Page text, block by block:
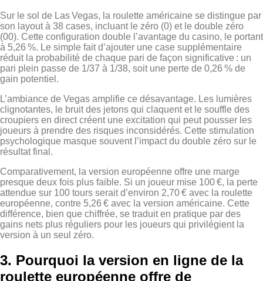
Sur le sol de Las Vegas, la roulette américaine se distingue par
son layout à 38 cases, incluant le zéro (0) et le double zéro
(00). Cette configuration double l’avantage du casino, le portant
à 5,26 %. Le simple fait d’ajouter une case supplémentaire
réduit la probabilité de chaque pari de façon significative : un
pari plein passe de 1/37 à 1/38, soit une perte de 0,26 % de
gain potentiel.
L’ambiance de Vegas amplifie ce désavantage. Les lumières
clignotantes, le bruit des jetons qui claquent et le souffle des
croupiers en direct créent une excitation qui peut pousser les
joueurs à prendre des risques inconsidérés. Cette stimulation
psychologique masque souvent l’impact du double zéro sur le
résultat final.
Comparativement, la version européenne offre une marge
presque deux fois plus faible. Si un joueur mise 100 €, la perte
attendue sur 100 tours serait d’environ 2,70 € avec la roulette
européenne, contre 5,26 € avec la version américaine. Cette
différence, bien que chiffrée, se traduit en pratique par des
gains nets plus réguliers pour les joueurs qui privilégient la
version à un seul zéro.
3. Pourquoi la version en ligne de la
roulette européenne offre de